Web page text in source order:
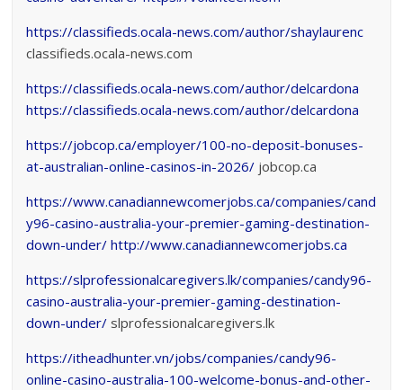
https://classifieds.ocala-news.com/author/shaylaurenc
classifieds.ocala-news.com
https://classifieds.ocala-news.com/author/delcardona
https://classifieds.ocala-news.com/author/delcardona
https://jobcop.ca/employer/100-no-deposit-bonuses-
at-australian-online-casinos-in-2026/ jobcop.ca
https://www.canadiannewcomerjobs.ca/companies/cand
y96-casino-australia-your-premier-gaming-destination-
down-under/ http://www.canadiannewcomerjobs.ca
https://slprofessionalcaregivers.lk/companies/candy96-
casino-australia-your-premier-gaming-destination-
down-under/ slprofessionalcaregivers.lk
https://itheadhunter.vn/jobs/companies/candy96-
online-casino-australia-100-welcome-bonus-and-other-